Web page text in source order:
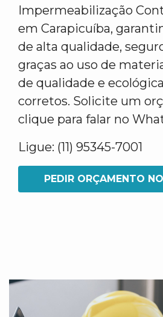
Impermeabilização
em Carapicuíba,
de alta qualidade,
graças ao uso de
de qualidade e
corretos. Solicite um
clique para falar no
Ligue: (11) 95345-7001
PEDIR ORÇAMENTO